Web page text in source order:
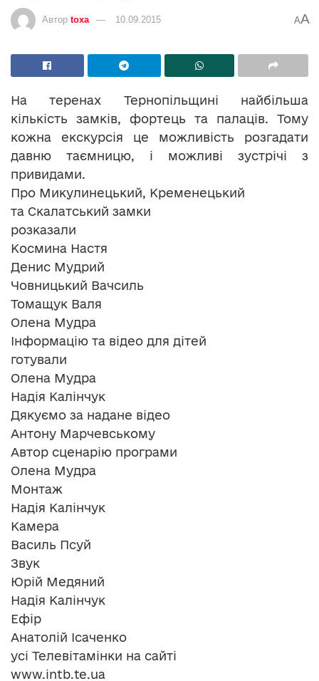
Автор toxa 10.09.2015 AA
На теренах Тернопільщині найбільша
кількість замків, фортець та палаців. Тому
кожна екскурсія це можливість розгадати
давню таємницю, і можливі зустрічі з
привидами.
Про Микулинецький, Кременецький
та Скалатський замки
розказали
Космина Настя
Денис Мудрий
Човницький Вачсиль
Томащук Валя
Олена Мудра
Інформацію та відео для дітей
готували
Олена Мудра
Надія Калінчук
Дякуємо за надане відео
Антону Марчевському
Автор сценарію програми
Олена Мудра
Монтаж
Надія Калінчук
Камера
Василь Псуй
Звук
Юрій Медяний
Надія Калінчук
Ефір
Анатолій Ісаченко
усі Телевітамінки на сайті
www.intb.te.ua